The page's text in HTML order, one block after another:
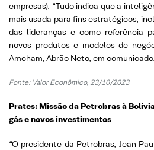
empresas). “Tudo indica que a
mais usada para fins estratégicos,
das lideranças e como referência
novos produtos e modelos de
Amcham, Abrão Neto, em
Fonte: Valor Econômico, 23/10/2023
Prates: Missão da Petrobras à
gás e novos investimentos
“O presidente da Petrobras, Jean